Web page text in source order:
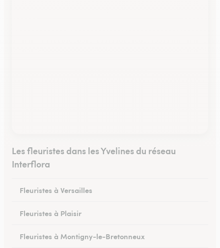
Les fleuristes dans les Yvelines du réseau
Interflora
Fleuristes à Versailles
Fleuristes à Plaisir
Fleuristes à Montigny-le-Bretonneux